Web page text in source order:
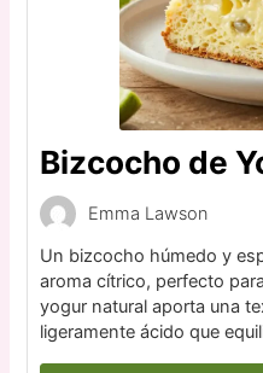
Bizcocho de
Emma Lawson
Un bizcocho húmedo y
aroma cítrico, perfecto
yogur natural aporta una
ligeramente ácido que